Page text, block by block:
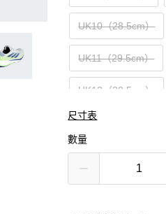
UK10（28.5cm）
UK11（29.5cm）
UK12（30.5cm）
尺寸表
數量